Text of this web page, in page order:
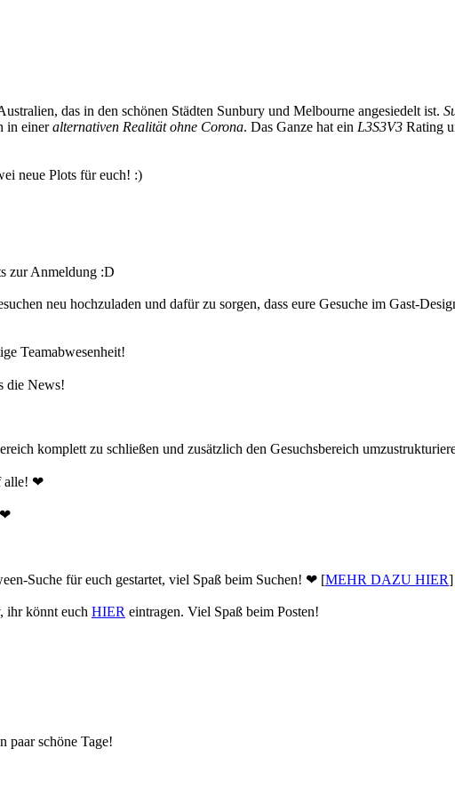
das in den schönen Städten Sunbury und Melbourne angesiedelt ist.
in eineralternativen Realität ohne Corona. Das Ganze hat ein L3S3V3 Rating
neue Plots für euch! :)
zur Anmeldung :D
neu hochzuladen und dafür zu sorgen, dass eure Gesuche im Gast-
Teamabwesenheit!
die News!
komplett zu schließen und zusätzlich den Gesuchsbereich
alle! ❤
❤
Suche für euch gestartet, viel Spaß beim Suchen! ❤ [MEHR DAZU HIER]
ihr könnt euch HIER eintragen. Viel Spaß beim Posten!
paar schöne Tage!